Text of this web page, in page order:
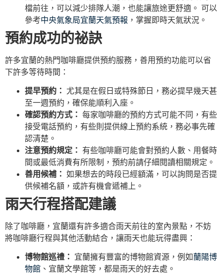
檔前往，可以減少排隊人潮，也能讓旅途更舒適。 可以
參考中央氣象局宜蘭天氣預報 ，掌握即時天氣狀況。
預約成功的祕訣
許多宜蘭的熱門咖啡廳提供預約服務，善用預約功能可以省
下許多等待時間：
提早預約： 尤其是在假日或特殊節日，務必提早幾天甚
至一週預約，確保能順利入座。
確認預約方式： 每家咖啡廳的預約方式可能不同，有些
接受電話預約，有些則提供線上預約系統，務必事先確
認清楚。
注意預約規定：
有些咖啡廳可能會對預約人數、用餐時
間或最低消費有所限制，預約前請仔細閱讀相關規定。
善用候補： 如果想去的時段已經額滿，可以詢問是否提
供候補名額，或許有機會遞補上。
雨天行程搭配建議
除了咖啡廳，宜蘭還有許多適合雨天前往的室內景點，不妨
將咖啡廳行程與其他活動結合，讓雨天也能玩得盡興：
博物館巡禮： 宜蘭擁有豐富的博物館資源，例如蘭陽博
物館 、宜蘭文學館等，都是雨天的好去處。